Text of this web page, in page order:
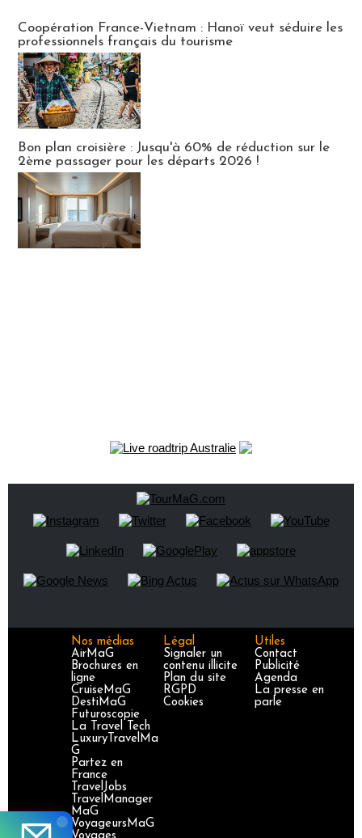
Coopération France-Vietnam : Hanoï veut séduire les
professionnels français du tourisme
Bon plan croisière : Jusqu'à 60% de réduction sur le
2ème passager pour les départs 2026 !
Nos médias
AirMaG
Brochures en
ligne
CruiseMaG
DestiMaG
Futuroscopie
La Travel Tech
LuxuryTravelMa
G
Partez en
France
TravelJobs
TravelManager
MaG
VoyageursMaG
Légal
Signaler un
contenu illicite
Plan du site
RGPD
Cookies
Utiles
Contact
Publicité
Agenda
La presse en
parle